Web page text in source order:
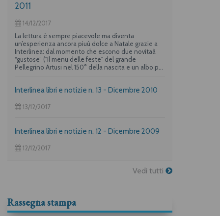
2011
14/12/2017
La lettura è sempre piacevole ma diventa
un’esperienza ancora piuù dolce a Natale grazie a
Interlinea: dal momento che escono due novitaà
“gustose” ("Il menu delle feste" del grande
Pellegrino Artusi nel 150° della nascita e un albo per
Vivarelli) la casa editrice propone una deliziosa
Interlinea libri e notizie n. 13 - Dicembre 2010
13/12/2017
Interlinea libri e notizie n. 12 - Dicembre 2009
12/12/2017
Vedi tutti
Rassegna stampa